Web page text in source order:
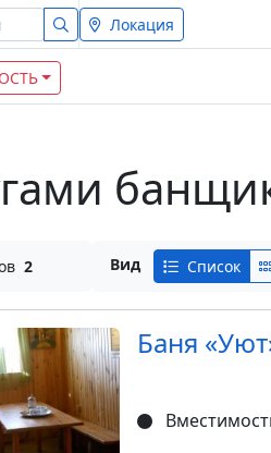
Локация
2 Вид Список
Баня